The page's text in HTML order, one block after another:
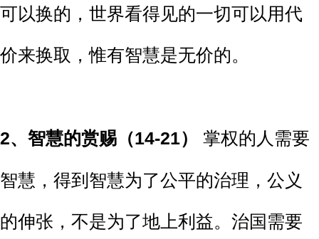
可以换的，世界看得见的一切可以用代
价来换取，惟有智慧是无价的。
2、智慧的赏赐（14-21） 掌权的人需要
智慧，得到智慧为了公平的治理，公义
的伸张，不是为了地上利益。治国需要